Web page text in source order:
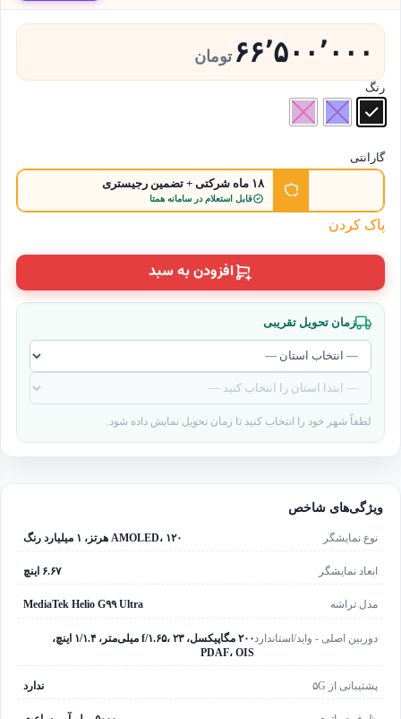
ویژگی‌های شاخص
نوع نمایشگر AMOLED، ۱۲۰ هرتز، ۱ میلیارد رنگ
ابعاد نمایشگر ۶.۶۷ اینچ
مدل تراشه MediaTek Helio G۹۹ Ultra
دوربین اصلی - واید/استاندارد
۲۰۰ مگاپیکسل، f/۱.۶۵، ۲۳ میلی‌متر، ۱/۱.۴ اینچ،
PDAF، OIS
پشتیبانی از ۵G ندارد
۶۶٬۵۰۰٬۰۰۰ تومان
رنگ
گارانتی
۱۸ ماه شرکتی + تضمین رجیستری
قابل استعلام در سامانه همتا
پاک کردن
افزودن به سبد
زمان تحویل تقریبی
لطفاً شهر خود را انتخاب کنید تا زمان تحویل نمایش داده شود.